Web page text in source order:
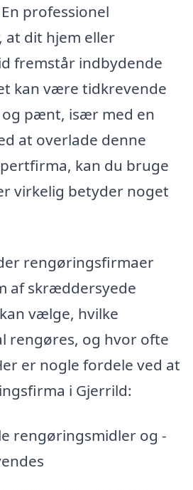
professionel
at dit hjem eller
fremstår indbydende
kan være tidkrevende
pænt, især med en
at overlade denne
kan du bruge
virkelig betyder noget
rengøringsfirmaer
af skræddersyede
vælge, hvilke
rengøres, og hvor ofte
er nogle fordele ved at
i Gjerrild:
rengøringsmidler og -